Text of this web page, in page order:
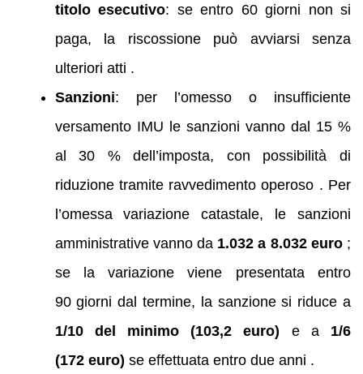
titolo esecutivo: se entro 60 giorni non si
paga, la riscossione può avviarsi senza
ulteriori atti .
Sanzioni: per l’omesso o insufficiente
versamento IMU le sanzioni vanno dal 15 %
al 30 % dell’imposta, con possibilità di
riduzione tramite ravvedimento operoso . Per
l’omessa variazione catastale, le sanzioni
amministrative vanno da 1.032 a 8.032 euro;
se la variazione viene presentata entro
90 giorni dal termine, la sanzione si riduce a
1/10 del minimo (103,2 euro) e a 1/6
(172 euro) se effettuata entro due anni .